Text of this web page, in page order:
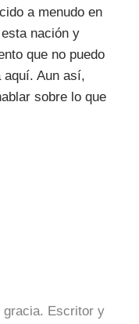
a menudo en
nación y
que no puedo
aquí. Aun así,
sobre lo que
gracia. Escritor y